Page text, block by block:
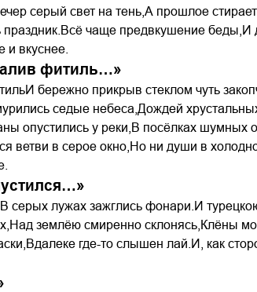
серый свет на тень,А прошлое
праздник.Всё чаще предвкушение
и вкуснее.
фитиль…»
бережно прикрыв стеклом чуть
седые небеса,Дождей
опустились у реки,В посёлках шумных
ветви в серое окно,Но ни души в
серых лужах зажглись фонари.И
землёю смиренно склонясь,Клёны
где-то слышен лай.И, как